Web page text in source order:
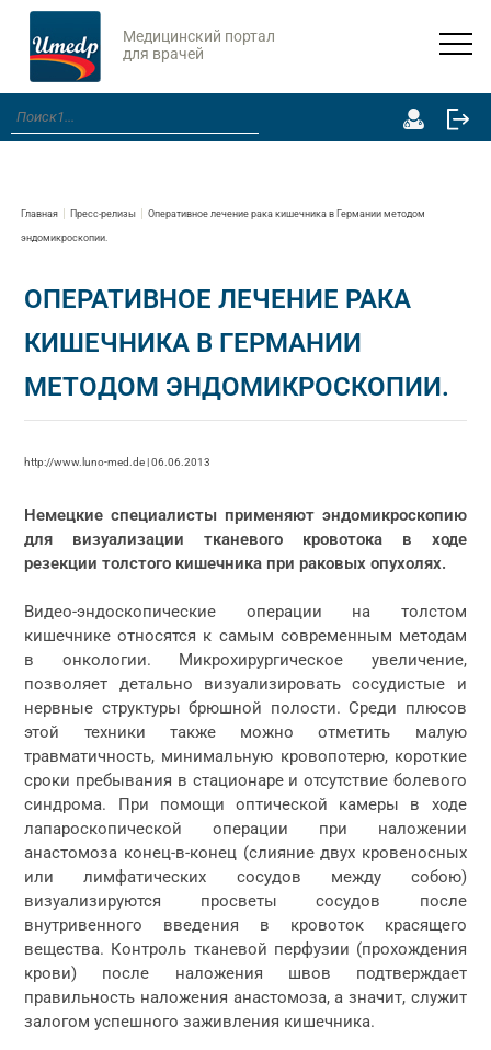
Медицинский портал
для врачей
Главная Пресс-релизы Оперативное лечение рака кишечника в Германии методом
эндомикроскопии.
ОПЕРАТИВНОЕ ЛЕЧЕНИЕ РАКА
КИШЕЧНИКА В ГЕРМАНИИ
МЕТОДОМ ЭНДОМИКРОСКОПИИ.
http://www.luno-med.de | 06.06.2013
Немецкие специалисты применяют эндомикроскопию
для визуализации тканевого кровотока в ходе
резекции толстого кишечника при раковых опухолях.
Видео-эндоскопические операции на толстом
кишечнике относятся к самым современным методам
в онкологии. Микрохирургическое увеличение,
позволяет детально визуализировать сосудистые и
нервные структуры брюшной полости. Среди плюсов
этой техники также можно отметить малую
травматичность, минимальную кровопотерю, короткие
сроки пребывания в стационаре и отсутствие болевого
синдрома. При помощи оптической камеры в ходе
лапароскопической операции при наложении
анастомоза конец-в-конец (слияние двух кровеносных
или лимфатических сосудов между собою)
визуализируются просветы сосудов после
внутривенного введения в кровоток красящего
вещества. Контроль тканевой перфузии (прохождения
крови) после наложения швов подтверждает
правильность наложения анастомоза, а значит, служит
залогом успешного заживления кишечника.